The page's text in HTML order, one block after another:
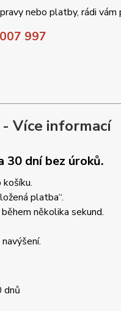
nebo platby, rádi vám
997
Více informací
30 dní bez úroků.
platba“.
několika sekund.
dnů